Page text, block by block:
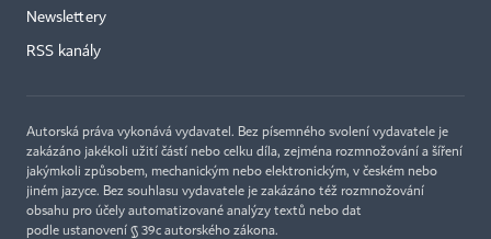
Newslettery
RSS kanály
Autorská práva vykonává vydavatel. Bez písemného svolení vydavatele je
zakázáno jakékoli užití částí nebo celku díla, zejména rozmnožování a šíření
jakýmkoli způsobem, mechanickým nebo elektronickým, v českém nebo
jiném jazyce. Bez souhlasu vydavatele je zakázáno též rozmnožování
obsahu pro účely automatizované analýzy textů nebo dat
podle ustanovení § 39c autorského zákona.